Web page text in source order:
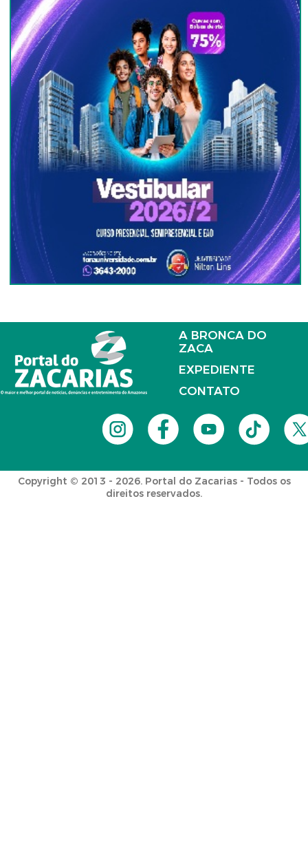
A BRONCA DO
ZACA
EXPEDIENTE
CONTATO
Copyright © 2013 - 2026. Portal do Zacarias - Todos os
direitos reservados.